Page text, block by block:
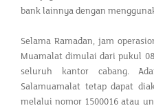
bank lainnya dengan
Selama Ramadan, jam
Muamalat dimulai dari pukul
seluruh kantor cabang.
Salamuamalat tetap dapat
melalui nomor 1500016 atau